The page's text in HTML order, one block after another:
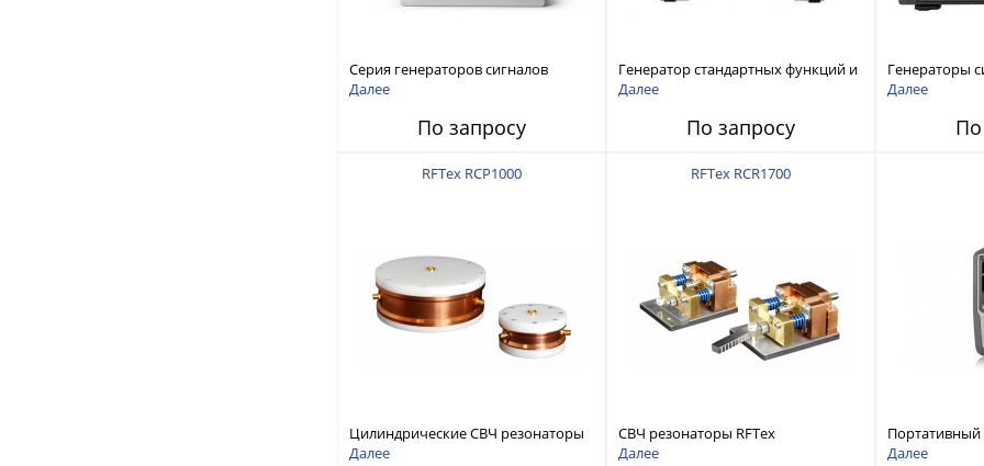
Серия генераторов сигналов
произвольной формы и
Далее
По запросу
Генератор стандартных функций и
сигналов произвольной формы
Далее
По запросу
Генераторы
Далее
По
RFTex RCP1000
Цилиндрические СВЧ резонаторы
RFTex RCP1000
Далее
RFTex RCR1700
СВЧ резонаторы RFTex
RCR1700 для тонких листов
Далее
анализатор
Далее